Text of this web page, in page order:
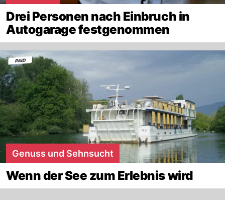
Drei Personen nach Einbruch in
Autogarage festgenommen
Genuss und Sehnsucht
Wenn der See zum Erlebnis wird